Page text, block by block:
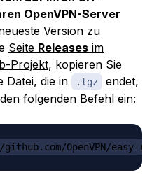
OpenVPN-Server
Version zu
Seite Releases im
Projekt, kopieren Sie
Datei, die in
.tgz
endet,
folgenden Befehl ein:
OpenVPN/easy-